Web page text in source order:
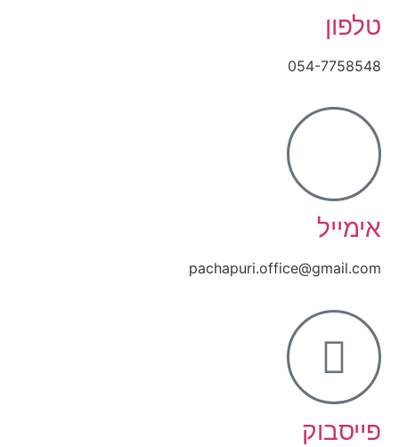
טלפון
054-7758548
אימייל
pachapuri.office@gmail.com
פייסבוק